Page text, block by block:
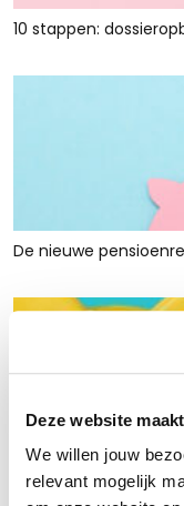
Deze website
We willen jouw
relevant mogelijk
10 stappen:
De nieuwe
Rust en ruimte met
die tijdelijk krap zitten